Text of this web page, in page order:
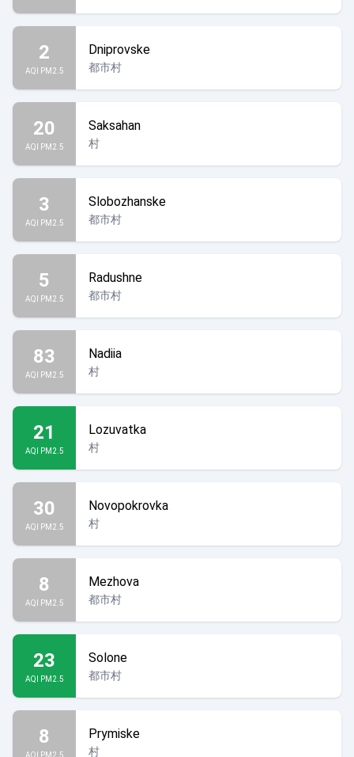
2
AQI PM2.5
Dniprovske
都市村
20
AQI PM2.5
Saksahan
村
3
AQI PM2.5
Slobozhanske
都市村
5
AQI PM2.5
Radushne
都市村
83
AQI PM2.5
Nadiia
村
21
AQI PM2.5
Lozuvatka
村
30
AQI PM2.5
Novopokrovka
村
8
AQI PM2.5
Mezhova
都市村
23
AQI PM2.5
Solone
都市村
8
AQI PM2.5
Prymiske
村